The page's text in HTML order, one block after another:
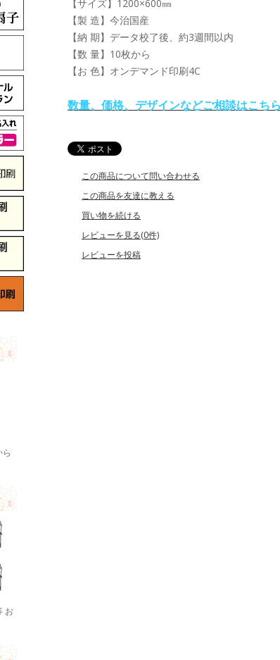
【サイズ】1200×600㎜
【製 造】今治国産
【納 期】データ校了後、約3週間以内
【数 量】10枚から
【お 色】オンデマンド印刷4C
数量、価格、デザインなどご相談はこち
この商品について問い合わせる
この商品を友達に教える
買い物を続ける
レビューを見る(0件)
レビューを投稿
お